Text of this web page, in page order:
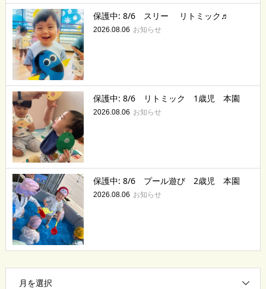
保護中: 8/6 スリー リトミック♬
2026.08.06 お知らせ
保護中: 8/6 リトミック 1歳児 本園
2026.08.06 お知らせ
保護中: 8/6 プール遊び 2歳児 本園
2026.08.06 お知らせ
月を選択